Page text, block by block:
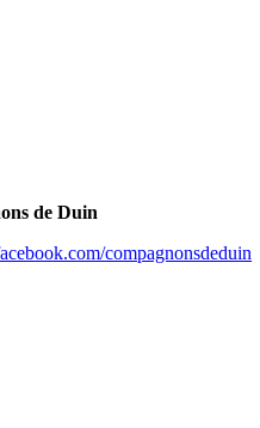
de Duin
compagnonsdeduin